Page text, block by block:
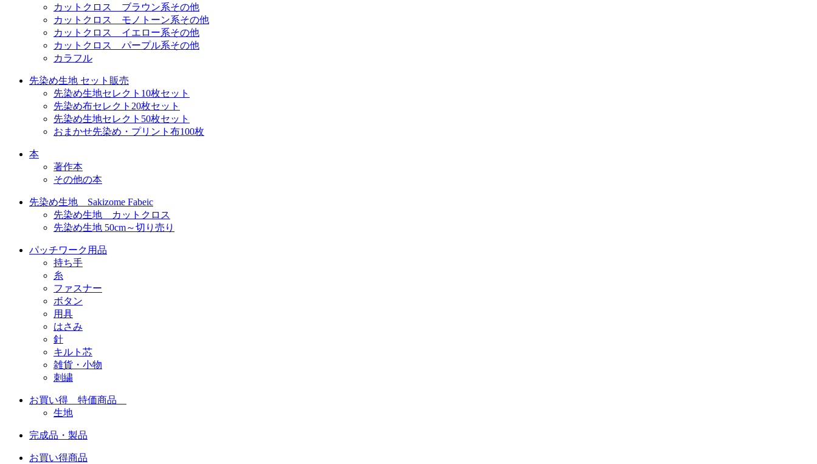
カットクロス ブラウン系その他
カットクロス モノトーン系その他
カットクロス イエロー系その他
カットクロス パープル系その他
カラフル
先染め生地 セット販売
先染め生地セレクト10枚セット
先染め布セレクト20枚セット
先染め生地セレクト50枚セット
おまかせ先染め・プリント布100枚
本
著作本
その他の本
先染め生地 Sakizome Fabeic
先染め生地 カットクロス
先染め生地 50cm～切り売り
パッチワーク用品
持ち手
糸
ファスナー
ボタン
用具
はさみ
針
キルト芯
雑貨・小物
刺繍
お買い得 特価商品
生地
完成品・製品
お買い得商品